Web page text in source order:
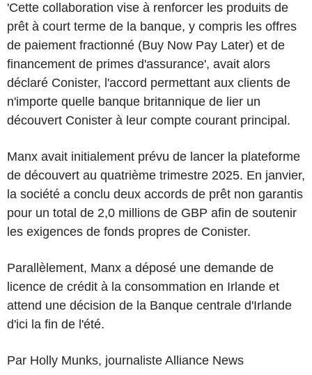
'Cette collaboration vise à renforcer les produits de
prêt à court terme de la banque, y compris les offres
de paiement fractionné (Buy Now Pay Later) et de
financement de primes d'assurance', avait alors
déclaré Conister, l'accord permettant aux clients de
n'importe quelle banque britannique de lier un
découvert Conister à leur compte courant principal.
Manx avait initialement prévu de lancer la plateforme
de découvert au quatrième trimestre 2025. En janvier,
la société a conclu deux accords de prêt non garantis
pour un total de 2,0 millions de GBP afin de soutenir
les exigences de fonds propres de Conister.
Parallèlement, Manx a déposé une demande de
licence de crédit à la consommation en Irlande et
attend une décision de la Banque centrale d'Irlande
d'ici la fin de l'été.
Par Holly Munks, journaliste Alliance News